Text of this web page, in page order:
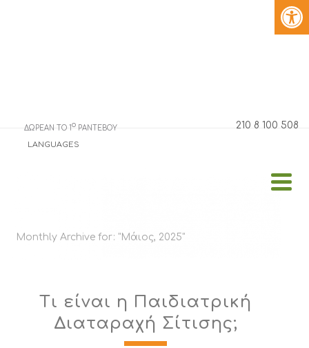
ΔΩΡΕΑΝ ΤΟ 1o ΡΑΝΤΕΒΟΥ
LANGUAGES
210 8 100 508
Monthly Archive for: "Μάιος, 2025"
Τι είναι η Παιδιατρική
Διαταραχή Σίτισης;